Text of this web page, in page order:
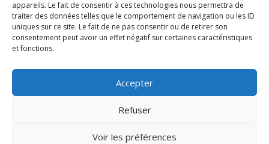
appareils. Le fait de consentir à ces technologies nous permettra de
traiter des données telles que le comportement de navigation ou les ID
uniques sur ce site. Le fait de ne pas consentir ou de retirer son
consentement peut avoir un effet négatif sur certaines caractéristiques
et fonctions.
Accepter
Refuser
Voir les préférences
Les étapes du leasing de matériel
de restauration
Mentions Légales
Protection des données – RGPD